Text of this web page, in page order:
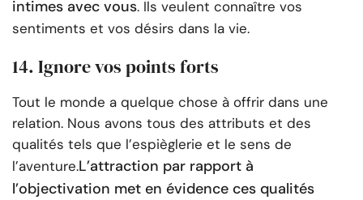
intimes avec vous. Ils veulent connaître vos
sentiments et vos désirs dans la vie.
14. Ignore vos points forts
Tout le monde a quelque chose à offrir dans une
relation. Nous avons tous des attributs et des
qualités tels que l’espièglerie et le sens de
l’aventure.L’attraction par rapport à
l’objectivation met en évidence ces qualités